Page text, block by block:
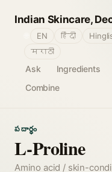
Indian Skincare,
Ask Ingredients
Combine
EN हिंदी
मराठी
పదార్థం
L-Proline
Amino acid / skin-